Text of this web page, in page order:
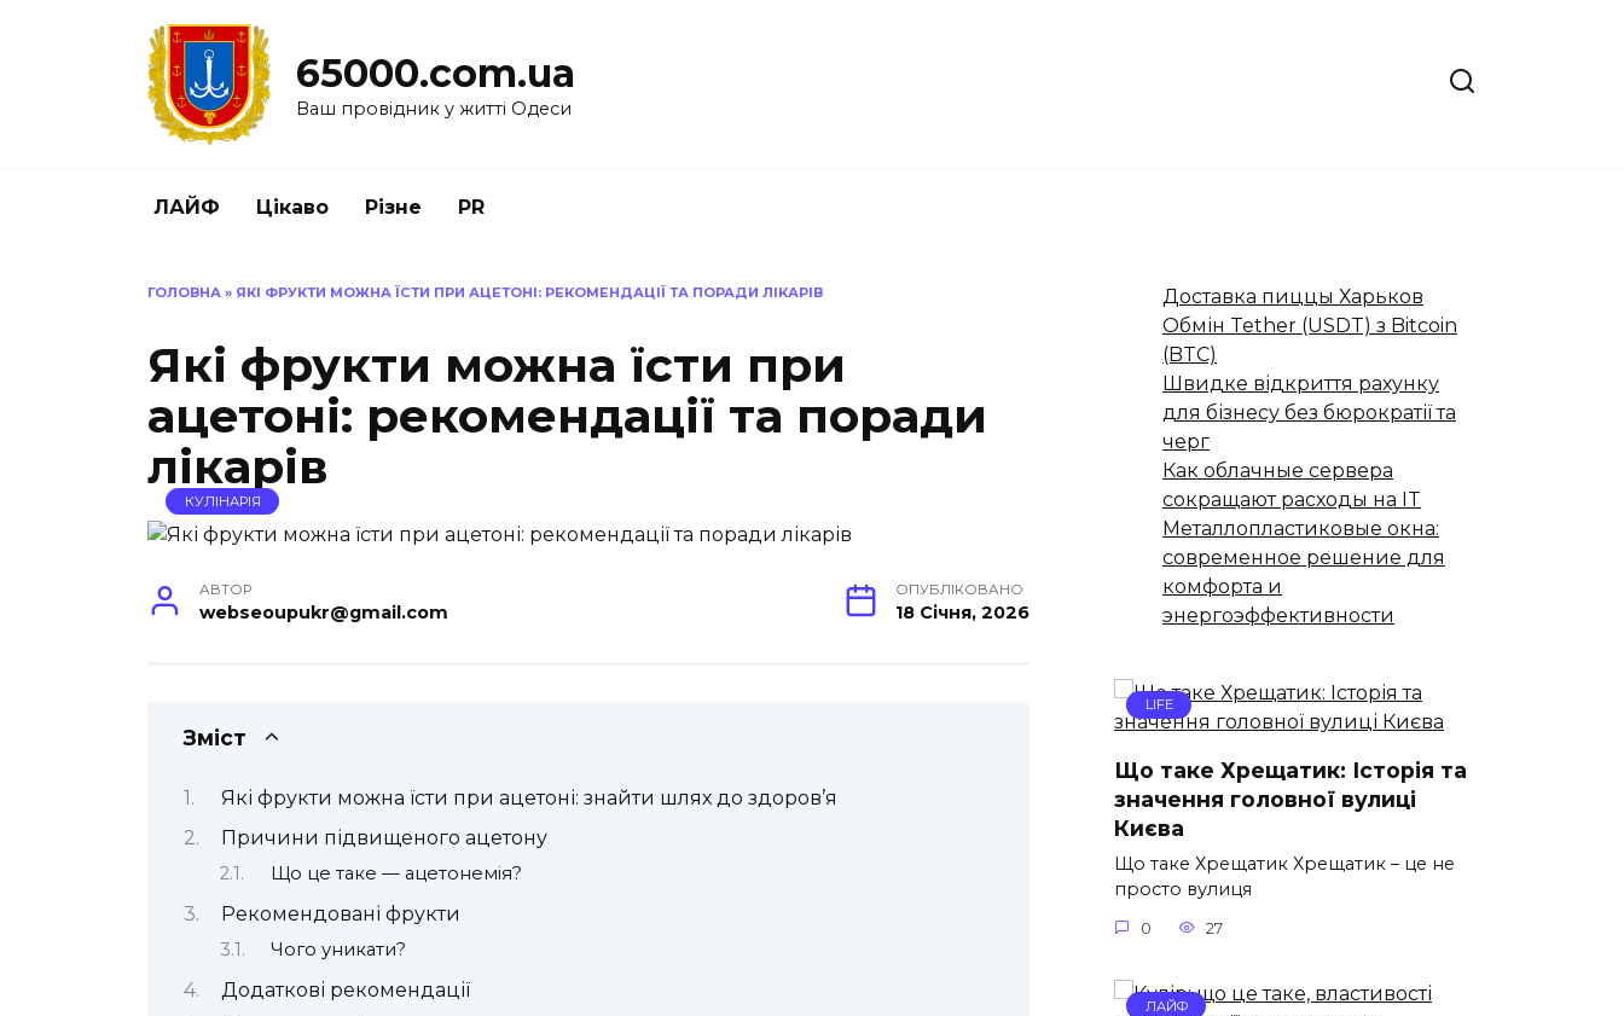
65000.com.ua
Ваш провідник у житті Одеси
ЛАЙФ Цікаво Різне PR
ГОЛОВНА » ЯКІ ФРУКТИ МОЖНА ЇСТИ ПРИ АЦЕТОНІ: РЕКОМЕНДАЦІЇ ТА ПОРАДИ ЛІКАРІВ
Які фрукти можна їсти при
ацетоні: рекомендації та поради
лікарів
КУЛІНАРІЯ
АВТОР
webseoupukr@gmail.com
ОПУБЛІКОВАНО
18 Січня, 2026
Зміст
Які фрукти можна їсти при ацетоні: знайти шлях до здоров’я
Причини підвищеного ацетону
Що це таке — ацетонемія?
Рекомендовані фрукти
Чого уникати?
Додаткові рекомендації
Доставка пиццы Харьков
Обмін Tether (USDT) з Bitcoin
(BTC)
Швидке відкриття рахунку
для бізнесу без бюрократії та
черг
Как облачные сервера
сокращают расходы на IT
Металлопластиковые окна:
современное решение для
комфорта и
энергоэффективности
LIFE
Що таке Хрещатик: Історія та
значення головної вулиці
Києва
Що таке Хрещатик Хрещатик – це не
просто вулиця
0 27
ЛАЙФ